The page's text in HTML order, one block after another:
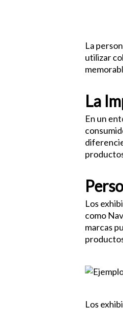
La
utilizar
La
En un
Los
como
marcas
Los